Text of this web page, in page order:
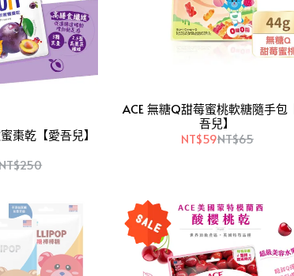
棗乾【愛吾兒】
ACE 無糖Q甜莓蜜桃軟糖隨手包
吾兒】
NT$59NT$65